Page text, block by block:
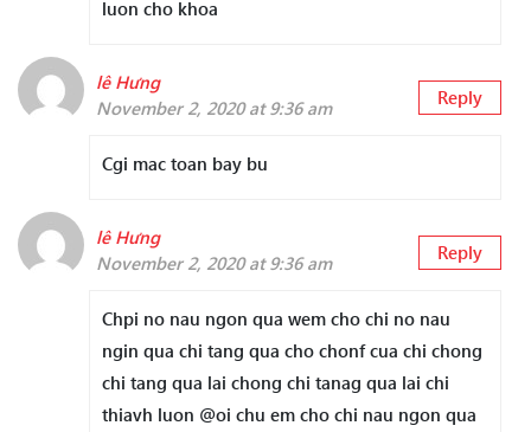
luon cho khoa
lê Hưng
November 2, 2020 at 9:36 am
Reply
Cgi mac toan bay bu
lê Hưng
November 2, 2020 at 9:36 am
Reply
Chpi no nau ngon qua wem cho chi no nau
ngin qua chi tang qua cho chonf cua chi chong
chi tang qua lai chong chi tanag qua lai chi
thiavh luon @oi chu em cho chi nau ngon qua